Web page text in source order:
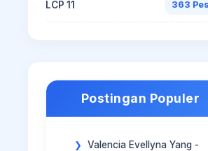
LCP 11 363
Postingan Populer
Valencia Evellyna Yang -